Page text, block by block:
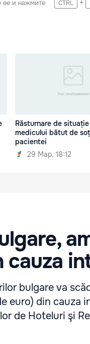
ее и нажмите CTRL +
Răsturnare de
medicului bătut de
pacientei
29 Мар. 18:12
cauza
bulgare va
euro) din cauza
de Hoteluri şi